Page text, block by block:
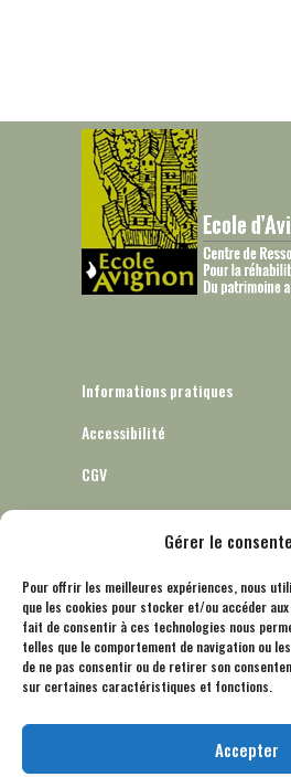
Gérer le
Pour offrir les meilleures expériences, nous
que les cookies pour stocker et/ou accéder
fait de consentir à ces technologies nous
telles que le comportement de navigation ou
de ne pas consentir ou de retirer son
sur certaines caractéristiques et fonctions.
Accepter
Informations pratiques
Accessibilité
CGV
Mentions légales
Politique de cookies (UE)